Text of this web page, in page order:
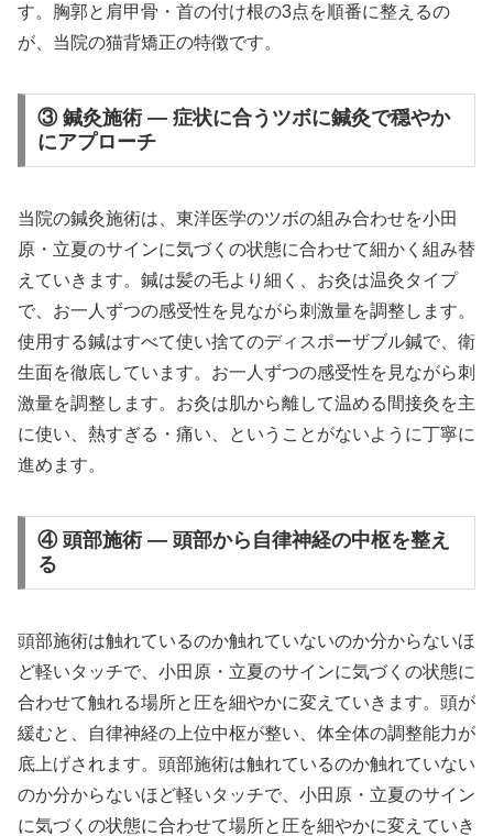
す。胸郭と肩甲骨・首の付け根の3点を順番に整えるの
が、当院の猫背矯正の特徴です。
③ 鍼灸施術 — 症状に合うツボに鍼灸で穏やか
にアプローチ
当院の鍼灸施術は、東洋医学のツボの組み合わせを小田
原・立夏のサインに気づくの状態に合わせて細かく組み替
えていきます。鍼は髪の毛より細く、お灸は温灸タイプ
で、お一人ずつの感受性を見ながら刺激量を調整します。
使用する鍼はすべて使い捨てのディスポーザブル鍼で、衛
生面を徹底しています。お一人ずつの感受性を見ながら刺
激量を調整します。お灸は肌から離して温める間接灸を主
に使い、熱すぎる・痛い、ということがないように丁寧に
進めます。
④ 頭部施術 — 頭部から自律神経の中枢を整え
る
頭部施術は触れているのか触れていないのか分からないほ
ど軽いタッチで、小田原・立夏のサインに気づくの状態に
合わせて触れる場所と圧を細やかに変えていきます。頭が
緩むと、自律神経の上位中枢が整い、体全体の調整能力が
底上げされます。頭部施術は触れているのか触れていない
のか分からないほど軽いタッチで、小田原・立夏のサイン
に気づくの状態に合わせて場所と圧を細やかに変えていき